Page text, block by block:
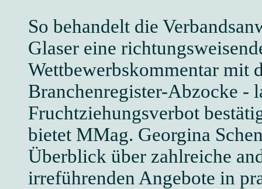
So behandelt die
Glaser eine
Wettbewerbskommentar mit
Branchenregister-Abzocke -
Fruchtziehungsverbot
bietet MMag. Georgina
Überblick über zahlreiche
irreführenden Angebote in